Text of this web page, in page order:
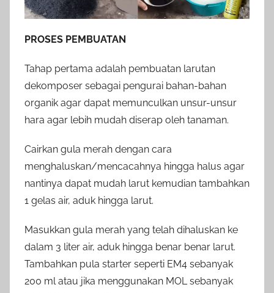
PROSES PEMBUATAN
Tahap pertama adalah pembuatan larutan
dekomposer sebagai pengurai bahan-bahan
organik agar dapat memunculkan unsur-unsur
hara agar lebih mudah diserap oleh tanaman.
Cairkan gula merah dengan cara
menghaluskan/mencacahnya hingga halus agar
nantinya dapat mudah larut kemudian tambahkan
1 gelas air, aduk hingga larut.
Masukkan gula merah yang telah dihaluskan ke
dalam 3 liter air, aduk hingga benar benar larut.
Tambahkan pula starter seperti EM4 sebanyak
200 ml atau jika menggunakan MOL sebanyak